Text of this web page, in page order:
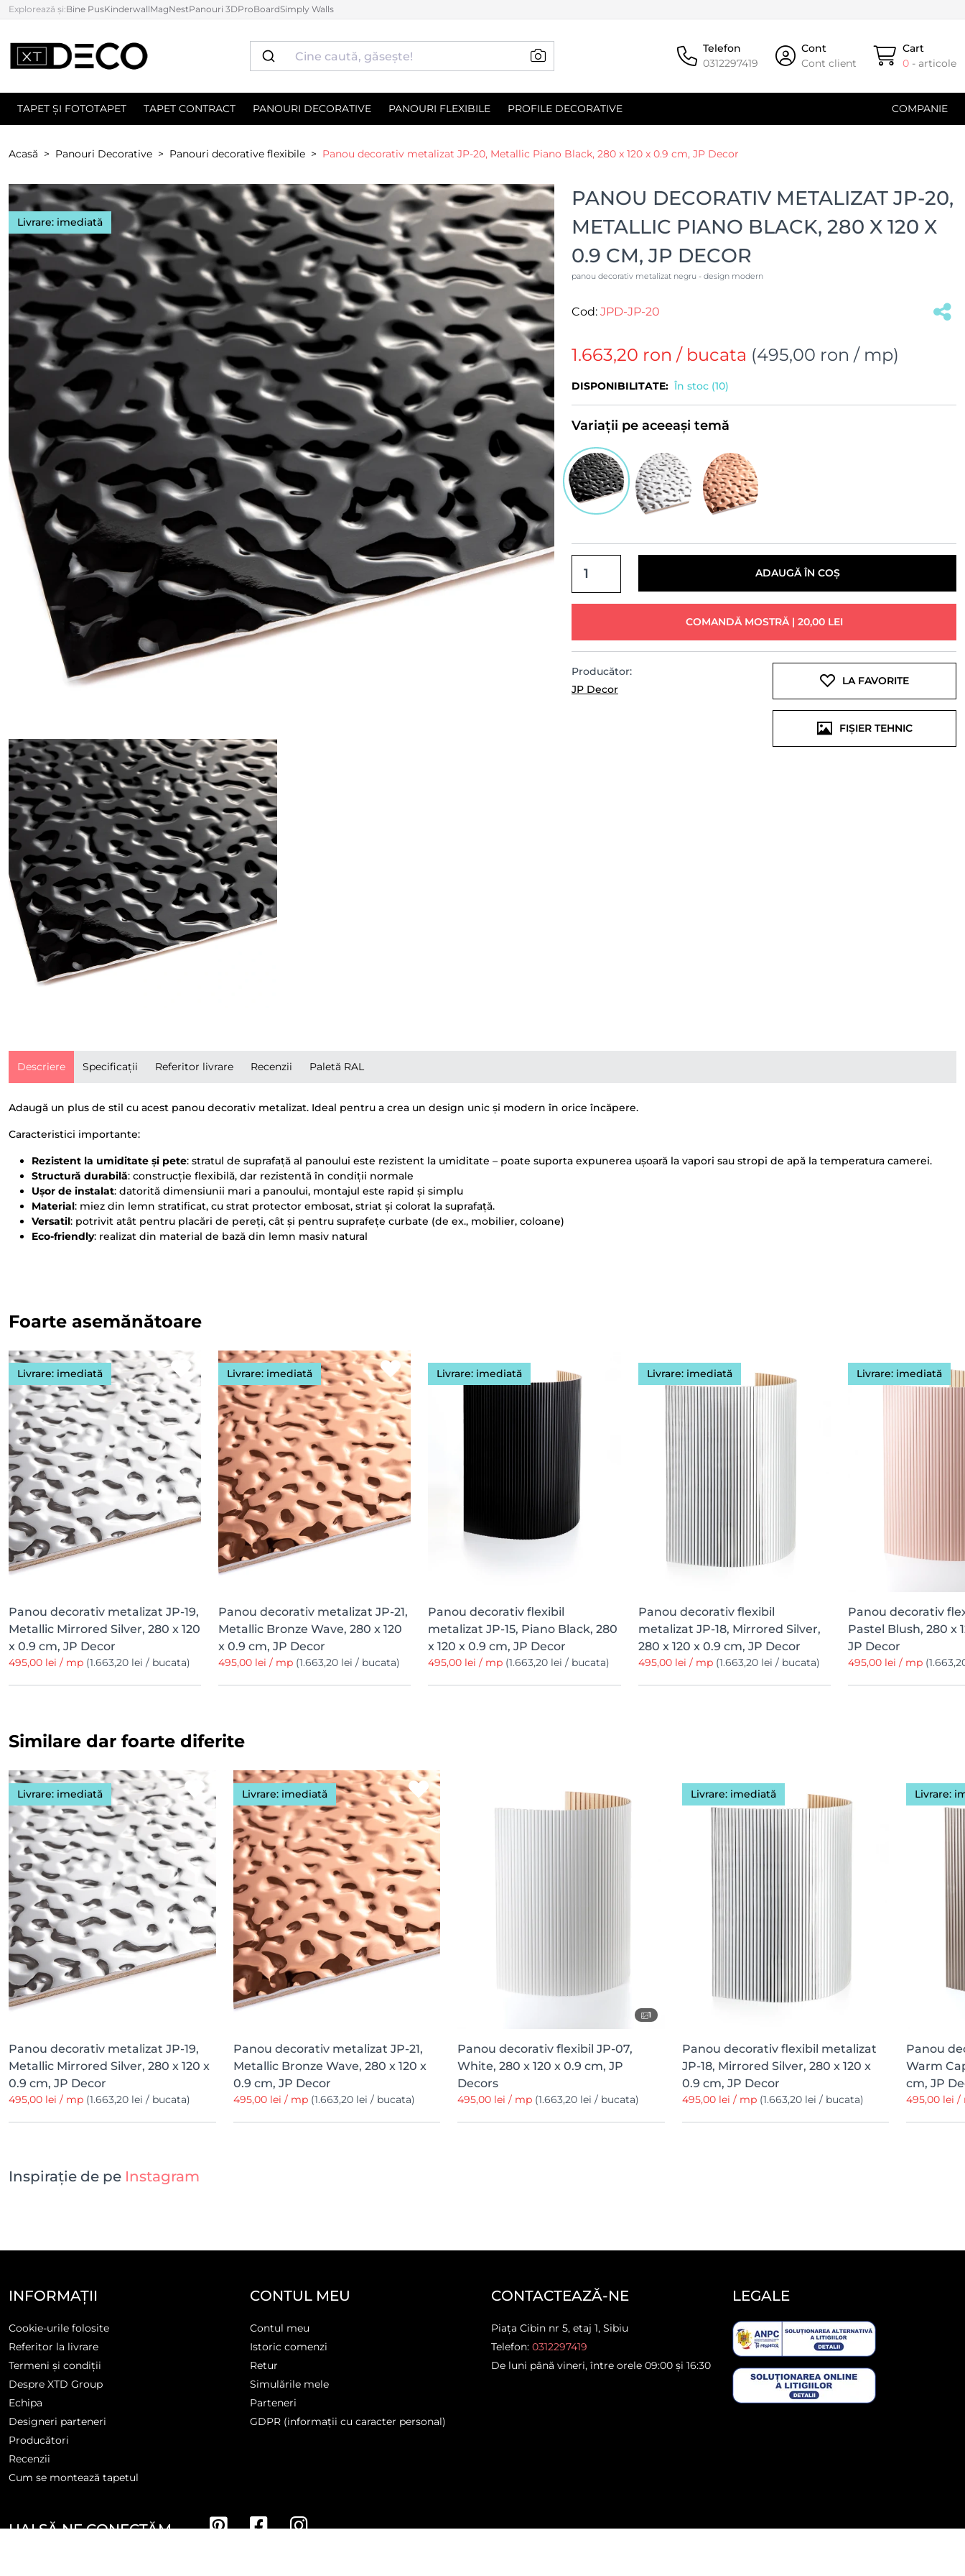
Explorează și:Bine PusKinderwallMagNestPanouri 3DProBoardSimply Walls
Telefon
0312297419
Cont
Cont client
Cart
0 - articole
TAPET ȘI FOTOTAPET TAPET CONTRACT PANOURI DECORATIVE PANOURI FLEXIBILE PROFILE DECORATIVE COMPANIE
Acasă Panouri Decorative Panouri decorative flexibile Panou decorativ metalizat JP-20, Metallic Piano Black, 280 x 120 x 0.9 cm, JP Decor
Livrare: imediată
PANOU DECORATIV METALIZAT JP-20,
METALLIC PIANO BLACK, 280 X 120 X
0.9 CM, JP DECOR
panou decorativ metalizat negru - design modern
Cod: JPD-JP-20
1.663,20 ron / bucata (495,00 ron / mp)
DISPONIBILITATE: În stoc (10)
Variații pe aceeași temă
ADAUGĂ ÎN COȘ
COMANDĂ MOSTRĂ | 20,00 LEI
Producător:
JP Decor
LA FAVORITE
FIȘIER TEHNIC
Descriere Specificații Referitor livrare Recenzii Paletă RAL
Adaugă un plus de stil cu acest panou decorativ metalizat. Ideal pentru a crea un design unic și modern în orice încăpere.
Caracteristici importante:
Rezistent la umiditate și pete: stratul de suprafață al panoului este rezistent la umiditate – poate suporta expunerea ușoară la vapori sau stropi de apă la temperatura camerei.
Structură durabilă: construcție flexibilă, dar rezistentă în condiții normale
Ușor de instalat: datorită dimensiunii mari a panoului, montajul este rapid și simplu
Material: miez din lemn stratificat, cu strat protector embosat, striat și colorat la suprafață.
Versatil: potrivit atât pentru placări de pereți, cât și pentru suprafețe curbate (de ex., mobilier, coloane)
Eco-friendly: realizat din material de bază din lemn masiv natural
Foarte asemănătoare
Livrare: imediată
Panou decorativ metalizat JP-19,
Metallic Mirrored Silver, 280 x 120
x 0.9 cm, JP Decor
495,00 lei / mp (1.663,20 lei / bucata)
Livrare: imediată
Panou decorativ metalizat JP-21,
Metallic Bronze Wave, 280 x 120
x 0.9 cm, JP Decor
495,00 lei / mp (1.663,20 lei / bucata)
Livrare: imediată
Panou decorativ flexibil
metalizat JP-15, Piano Black, 280
x 120 x 0.9 cm, JP Decor
495,00 lei / mp (1.663,20 lei / bucata)
Livrare: imediată
Panou decorativ flexibil
metalizat JP-18, Mirrored Silver,
280 x 120 x 0.9 cm, JP Decor
495,00 lei / mp (1.663,20 lei / bucata)
Livrare: imediată
Panou decorativ
Pastel Blush, 280 x
JP Decor
495,00 lei / mp
Similare dar foarte diferite
Livrare: imediată
Panou decorativ metalizat JP-19,
Metallic Mirrored Silver, 280 x 120 x
0.9 cm, JP Decor
495,00 lei / mp (1.663,20 lei / bucata)
Livrare: imediată
Panou decorativ metalizat JP-21,
Metallic Bronze Wave, 280 x 120 x
0.9 cm, JP Decor
495,00 lei / mp (1.663,20 lei / bucata)
1
Panou decorativ flexibil JP-07,
White, 280 x 120 x 0.9 cm, JP
Decors
495,00 lei / mp (1.663,20 lei / bucata)
Livrare: imediată
Panou decorativ flexibil metalizat
JP-18, Mirrored Silver, 280 x 120 x
0.9 cm, JP Decor
495,00 lei / mp (1.663,20 lei / bucata)
Livrare:
Panou
Warm
cm, JP
495,00 lei
Inspirație de pe Instagram
INFORMAȚII
Cookie-urile folosite
Referitor la livrare
Termeni și condiții
Despre XTD Group
Echipa
Designeri parteneri
Producători
Recenzii
Cum se montează tapetul
CONTUL MEU
Contul meu
Istoric comenzi
Retur
Simulările mele
Parteneri
GDPR (informații cu caracter personal)
CONTACTEAZĂ-NE
Piața Cibin nr 5, etaj 1, Sibiu
Telefon: 0312297419
De luni până vineri, între orele 09:00 și 16:30
LEGALE
HAI SĂ NE CONECTĂM